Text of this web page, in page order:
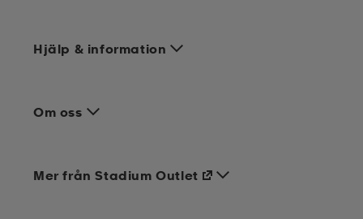
Hjälp & information
Om oss
Mer från Stadium Outlet